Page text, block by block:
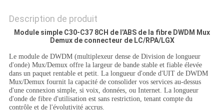
POLITIQUE
DE
CONFIDENTIALITÉ
Description de produit
Module simple C30-C37 8CH de l'ABS de la fibre DWDM Mux
Demux de connecteur de LC/RPA/LGX
Le module de DWDM (multiplexeur dense de Division de longueur
d'onde) Mux/Demux offre la largeur de bande stable et fiable élevée
dans un paquet rentable et petit. La longueur d'onde d'UIT de DWDM
Mux/Demux fournit la capacité de consolider vos services au-dessus
d'une connexion simple, si voix, données, ou Internet. La longueur
d'onde de fibre d'utilisation est sans restriction, tenant compte du
contrôle et de l'évolutivité accrus.